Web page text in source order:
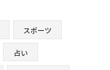
スポーツ
占い